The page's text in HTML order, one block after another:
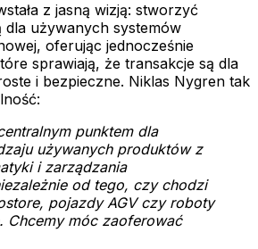
z jasną wizją: stworzyć
używanych systemów
oferując jednocześnie
sprawiają, że transakcje są dla
i bezpieczne. Niklas Nygren tak
punktem dla
używanych produktów z
i zarządzania
od tego, czy chodzi
pojazdy AGV czy roboty
Chcemy móc zaoferować